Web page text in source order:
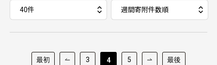
最初 3 4 5 最後